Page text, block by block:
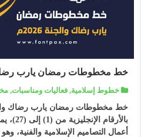
خط مخطوطات رمضان يارب رضاك
خطوط إسلامية,فعاليات ومناسبات,
أعمال التصاميم الإسلامية والفنية،